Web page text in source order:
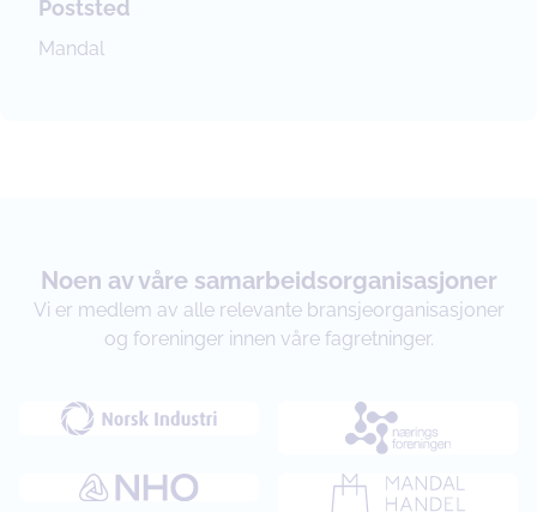
Poststed
Mandal
Noen av våre samarbeidsorganisasjoner
Vi er medlem av alle relevante bransjeorganisasjoner
og foreninger innen våre fagretninger.